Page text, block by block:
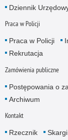
Dziennik
Praca w Policji
Praca w Policji
Rekrutacja
Zamówienia publiczne
Postępowania o
Archiwum
Kontakt
Rzecznik